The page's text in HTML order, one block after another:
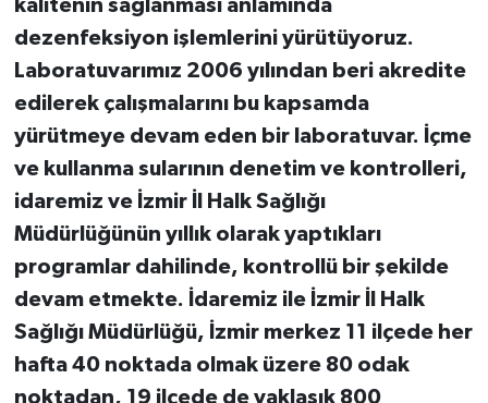
kalitenin sağlanması anlamında
dezenfeksiyon işlemlerini yürütüyoruz.
Laboratuvarımız 2006 yılından beri akredite
edilerek çalışmalarını bu kapsamda
yürütmeye devam eden bir laboratuvar. İçme
ve kullanma sularının denetim ve kontrolleri,
idaremiz ve İzmir İl Halk Sağlığı
Müdürlüğünün yıllık olarak yaptıkları
programlar dahilinde, kontrollü bir şekilde
devam etmekte. İdaremiz ile İzmir İl Halk
Sağlığı Müdürlüğü, İzmir merkez 11 ilçede her
hafta 40 noktada olmak üzere 80 odak
noktadan, 19 ilçede de yaklaşık 800